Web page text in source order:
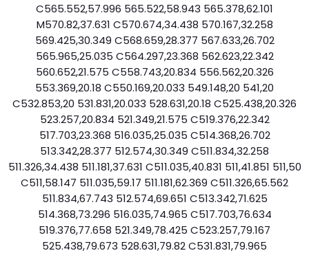
C565.552,57.996 565.522,58.943 565.378,62.101
M570.82,37.631 C570.674,34.438 570.167,32.258
569.425,30.349 C568.659,28.377 567.633,26.702
565.965,25.035 C564.297,23.368 562.623,22.342
560.652,21.575 C558.743,20.834 556.562,20.326
553.369,20.18 C550.169,20.033 549.148,20 541,20
C532.853,20 531.831,20.033 528.631,20.18 C525.438,20.326
523.257,20.834 521.349,21.575 C519.376,22.342
517.703,23.368 516.035,25.035 C514.368,26.702
513.342,28.377 512.574,30.349 C511.834,32.258
511.326,34.438 511.181,37.631 C511.035,40.831 511,41.851 511,50
C511,58.147 511.035,59.17 511.181,62.369 C511.326,65.562
511.834,67.743 512.574,69.651 C513.342,71.625
514.368,73.296 516.035,74.965 C517.703,76.634
519.376,77.658 521.349,78.425 C523.257,79.167
525.438,79.673 528.631,79.82 C531.831,79.965